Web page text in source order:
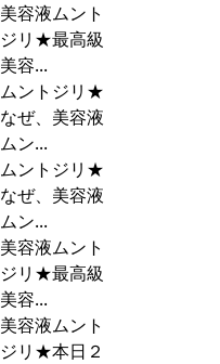
美容液ムント
ジリ★最高級
美容...
ムントジリ★
なぜ、美容液
ムン...
ムントジリ★
なぜ、美容液
ムン...
美容液ムント
ジリ★最高級
美容...
美容液ムント
ジリ★本日２